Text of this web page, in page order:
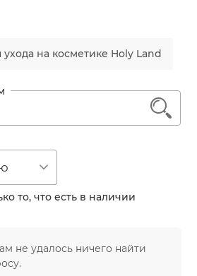
на косметике Holy Land
1
то, что есть в наличии
не удалось ничего найти